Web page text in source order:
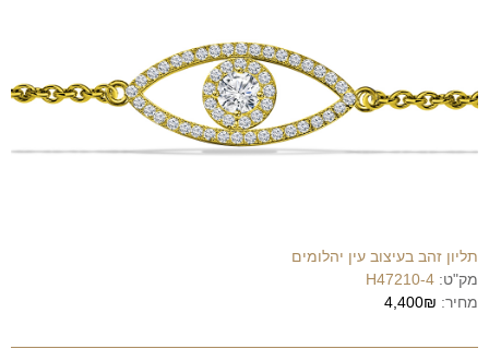
תליון זהב בעיצוב עין יהלומים
מק"ט: H47210-4
מחיר: 4,400₪